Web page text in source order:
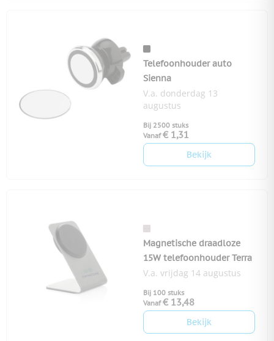
Telefoonhouder auto
Sienna
V.a. donderdag 13
augustus
Bij 2500 stuks
Vanaf € 1,31
Bekijk
Magnetische draadloze
15W telefoonhouder Terra
V.a. vrijdag 14 augustus
Bij 100 stuks
Vanaf € 13,48
Bekijk